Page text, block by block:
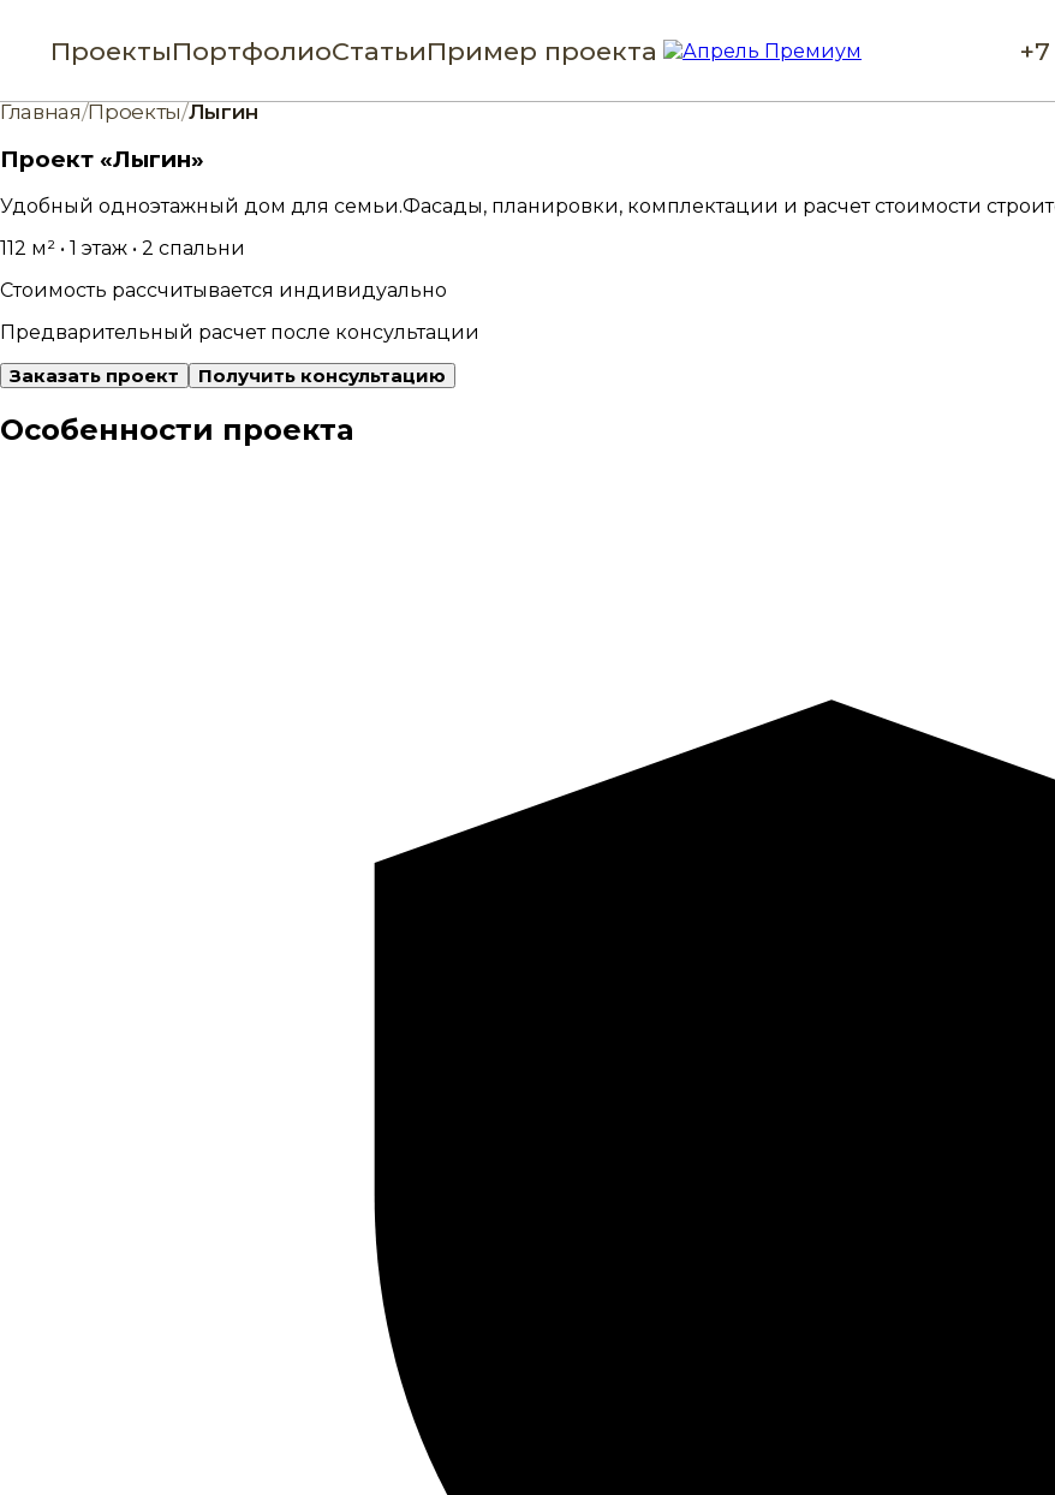
ПроектыПортфолиоСтатьиПример проекта
Главная/Проекты/Лыгин
Проект «Лыгин»
Удобный одноэтажный дом для семьи.Фасады, планировки, комплектации и расчет стоимости
112 м² • 1 этаж • 2 спальни
Стоимость рассчитывается индивидуально
Предварительный расчет после консультации
Заказать проект
Получить консультацию
Особенности проекта